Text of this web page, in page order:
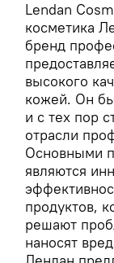
Lendan
косметика
бренд
высокого
кожей. Он
и с тех пор
отрасли
Основными
являются
продуктов,
решают
наносят